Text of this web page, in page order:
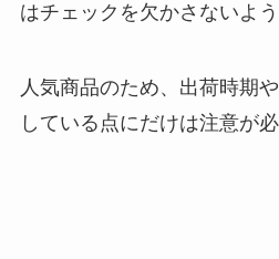
はチェックを欠かさないよう
人気商品のため、出荷時期
している点にだけは注意が必